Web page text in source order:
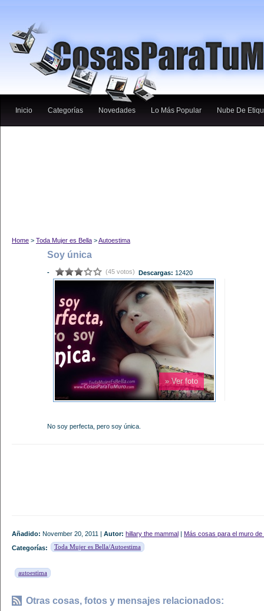
Inicio Categorías Novedades Lo Más Popular Nube De
Home > Toda Mujer es Bella >Autoestima
Soy única
- (45 votos) Descargas: 12420
» Ver foto
No soy perfecta, pero soy única.
Añadido: November 20, 2011 | Autor: hillary the mammal | Más cosas para el muro de
Categorías:
Toda Mujer es Bella/Autoestima
autoestima
Otras cosas, fotos y mensajes relacionados: